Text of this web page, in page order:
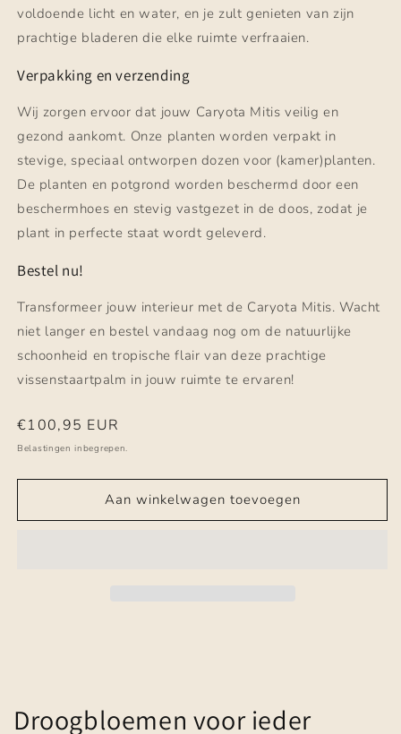
voldoende licht en water, en je zult genieten van zijn
prachtige bladeren die elke ruimte verfraaien.
Verpakking en verzending
Wij zorgen ervoor dat jouw Caryota Mitis veilig en
gezond aankomt. Onze planten worden verpakt in
stevige, speciaal ontworpen dozen voor (kamer)planten.
De planten en potgrond worden beschermd door een
beschermhoes en stevig vastgezet in de doos, zodat je
plant in perfecte staat wordt geleverd.
Bestel nu!
Transformeer jouw interieur met de Caryota Mitis. Wacht
niet langer en bestel vandaag nog om de natuurlijke
schoonheid en tropische flair van deze prachtige
vissenstaartpalm in jouw ruimte te ervaren!
Normale
prijs
€100,95 EUR
Belastingen inbegrepen.
Aan winkelwagen toevoegen
Droogbloemen voor ieder